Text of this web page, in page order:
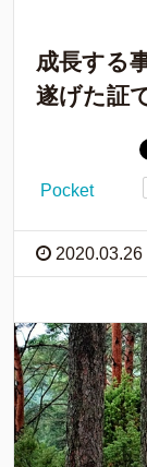
成長する
遂げた証
Pocket
2020.03.26